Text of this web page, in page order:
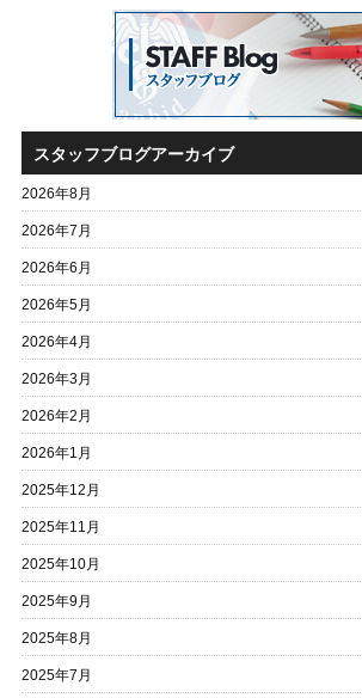
スタッフブログアーカイブ
2026年8月
2026年7月
2026年6月
2026年5月
2026年4月
2026年3月
2026年2月
2026年1月
2025年12月
2025年11月
2025年10月
2025年9月
2025年8月
2025年7月